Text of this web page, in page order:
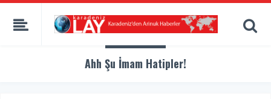
Ahh Şu İmam Hatipler!